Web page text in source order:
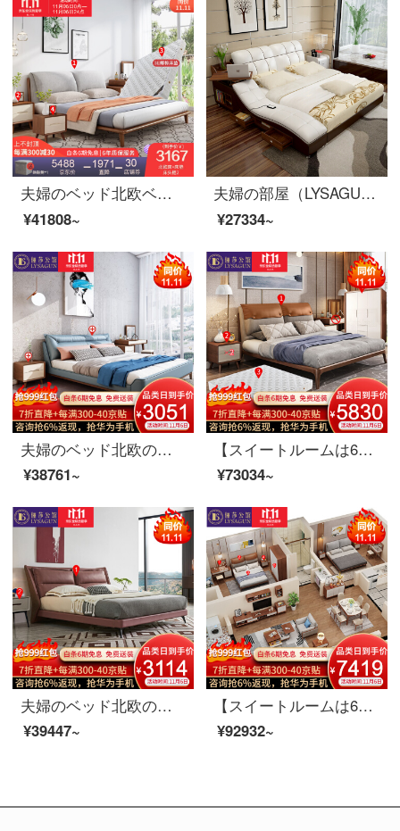
夫婦のベッド北欧ベッドのダブルベッド1.8メートルのシンプルなベッドルームは布芸ベッドの逸品家具のベッド+マットレス+マットレスの2つの1800*2000を解体して洗うことができます。
¥41808~
夫婦の部屋（LYSAGUN）ベッドの皮のベッドのダブルベッドの近代的な柔らかいベッドの畳のベッドはマッサージの物の結婚式ベッドのアップグレード版のベッドを持ちます+マットレスの1800*2000
¥27334~
夫婦のベッド北欧の木のベッド真皮のダブルベッド1.8メートルのベッドルームの簡単な結婚式ベッドの逸品の家具のベッド+ベッドの頭の戸棚*1 1800*2000
¥38761~
【スイートルームは6割引が受けられます】夫婦莎公館北欧寝室客間レストラン全屋家具セットB【100-250平方メートル】適用コース一（主臥5点セット）白蝋木
¥73034~
夫婦のベッド北欧の軽奢なツインベッド1.8メートルの近代的なシンプルなベッドルームの木製品の家具のベッド+ベッドの頭の棚*1 1800*2000
¥39447~
【スイートルームは6割引が受けられます。】夫婦室北欧リビングルームの家具セットC【80-150平方メートル】メインルーム6点セットの胡桃色のスイートルームが適用されます。
¥92932~